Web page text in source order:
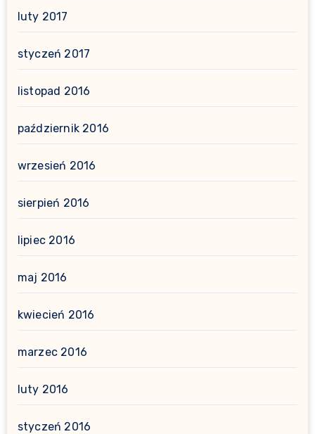
luty 2017
styczeń 2017
listopad 2016
październik 2016
wrzesień 2016
sierpień 2016
lipiec 2016
maj 2016
kwiecień 2016
marzec 2016
luty 2016
styczeń 2016